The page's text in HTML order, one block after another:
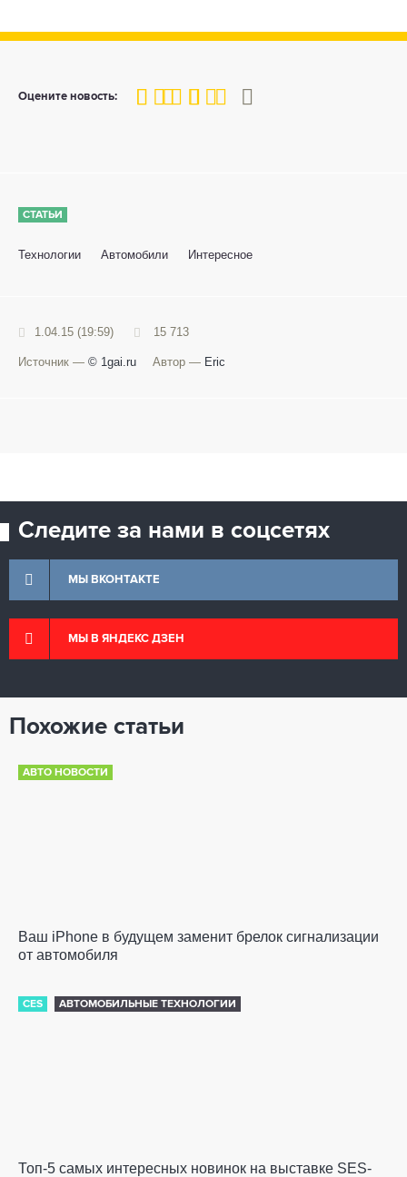
Оцените новость:
80
1 2 3 4 5
СТАТЬИ
Технологии Автомобили Интересное
1.04.15 (19:59) 15 713
Источник — © 1gai.ru Автор — Eric
Следите за нами в соцсетях
МЫ ВКОНТАКТЕ
МЫ В ЯНДЕКС ДЗЕН
Похожие статьи
АВТО НОВОСТИ
Ваш iPhone в будущем заменит брелок сигнализации
от автомобиля
CES АВТОМОБИЛЬНЫЕ ТЕХНОЛОГИИ
Топ-5 самых интересных новинок на выставке SES-